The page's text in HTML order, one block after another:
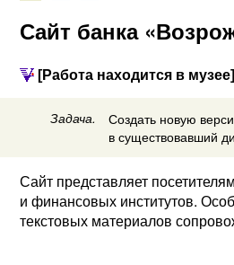
Сайт банка
[Работа находится в музее]
Задача.
Создать новую
в существовавший
Сайт представляет
и финансовых институтов.
текстовых материалов